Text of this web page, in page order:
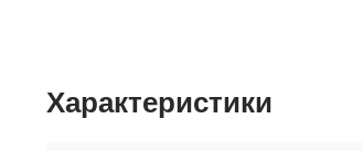
Характеристики